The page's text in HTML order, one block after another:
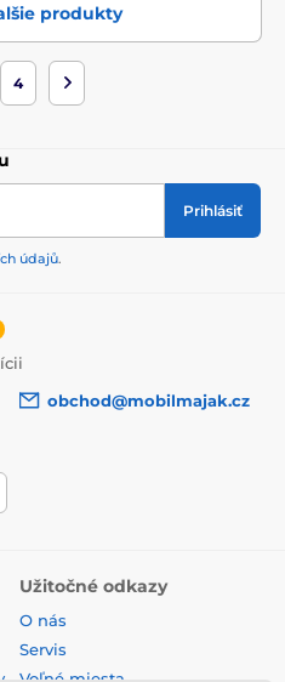
produkty
4
Prihlásiť
údajů.
obchod@mobilmajak.cz
Užitočné odkazy
O nás
Servis